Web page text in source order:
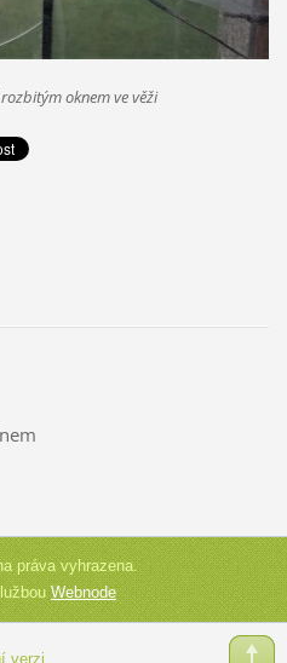
oknem ve věži
práva vyhrazena.
Webnode
verzi